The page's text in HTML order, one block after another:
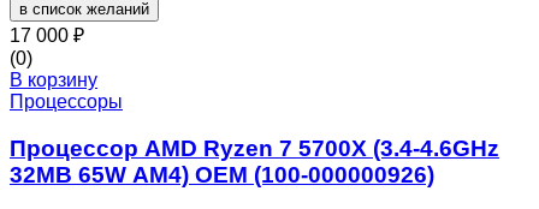
в список желаний
17 000 ₽
(0)
В корзину
Процессоры
Процессор AMD Ryzen 7 5700X (3.4-4.6GHz
32MB 65W AM4) OEM (100-000000926)